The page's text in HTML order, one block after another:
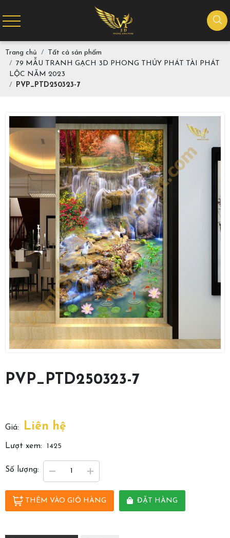
Trang chủ
Tất cả sản phẩm
79 MẪU TRANH GẠCH 3D PHONG THỦY PHÁT TÀI PHÁT
LỘC NĂM 2023
PVP_PTD250323-7
PVP_PTD250323-7
Giá: Liên hệ
Lượt xem: 1425
Số lượng:
THÊM VÀO GIỎ HÀNG ĐẶT HÀNG